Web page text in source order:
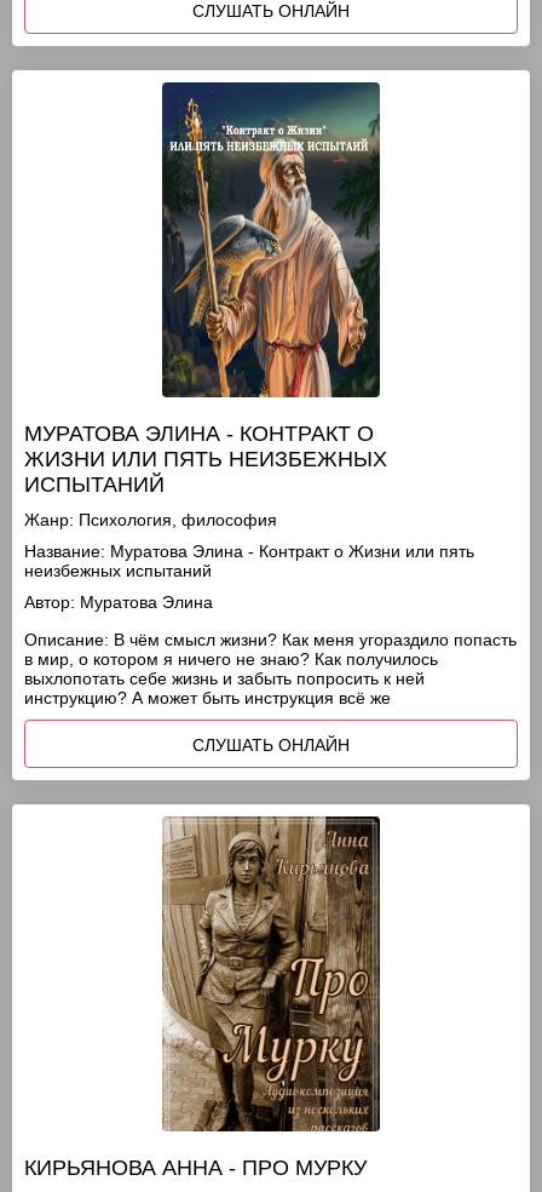
СЛУШАТЬ ОНЛАЙН
МУРАТОВА ЭЛИНА - КОНТРАКТ О
ЖИЗНИ ИЛИ ПЯТЬ НЕИЗБЕЖНЫХ
ИСПЫТАНИЙ
Жанр: Психология, философия
Название: Муратова Элина - Контракт о Жизни или пять
неизбежных испытаний
Автор: Муратова Элина
Описание: В чём смысл жизни? Как меня угораздило попасть
в мир, о котором я ничего не знаю? Как получилось
выхлопотать себе жизнь и забыть попросить к ней
инструкцию? А может быть инструкция всё же
СЛУШАТЬ ОНЛАЙН
КИРЬЯНОВА АННА - ПРО МУРКУ